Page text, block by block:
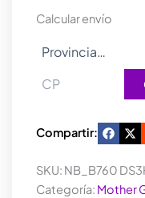
V2
cantidad
Calcular envío
Compartir:
SKU: NB_B760
Categoría: Mother